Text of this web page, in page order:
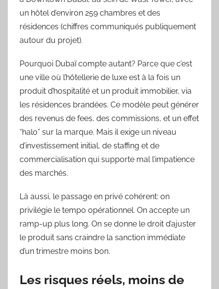
un hôtel d’environ 259 chambres et des
résidences (chiffres communiqués publiquement
autour du projet).
Pourquoi Dubaï compte autant? Parce que c’est
une ville où l’hôtellerie de luxe est à la fois un
produit d’hospitalité et un produit immobilier, via
les résidences brandées. Ce modèle peut générer
des revenus de fees, des commissions, et un effet
“halo” sur la marque. Mais il exige un niveau
d’investissement initial, de staffing et de
commercialisation qui supporte mal l’impatience
des marchés.
Là aussi, le passage en privé cohérent: on
privilégie le tempo opérationnel. On accepte un
ramp-up plus long. On se donne le droit d’ajuster
le produit sans craindre la sanction immédiate
d’un trimestre moins bon.
Les risques réels, moins de